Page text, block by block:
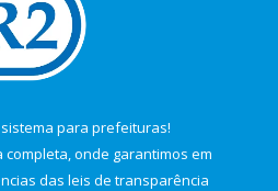
sistema para prefeituras!
completa, onde garantimos em
das leis de transparência